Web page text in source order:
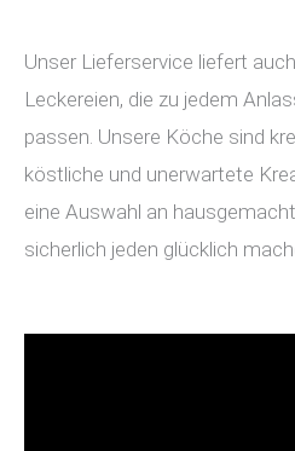
Unser Lieferservice liefert
Leckereien, die zu jedem
passen. Unsere Köche sind
köstliche und unerwartete
eine Auswahl an
sicherlich jeden glücklich